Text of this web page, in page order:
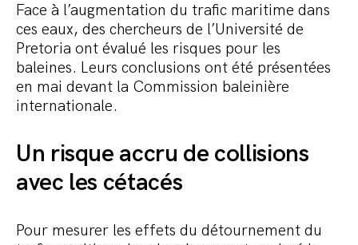
Face à l’augmentation du trafic maritime dans
ces eaux, des chercheurs de l’Université de
Pretoria ont évalué les risques pour les
baleines. Leurs conclusions ont été présentées
en mai devant la Commission baleinière
internationale.
Un risque accru de collisions
avec les cétacés
Pour mesurer les effets du détournement du